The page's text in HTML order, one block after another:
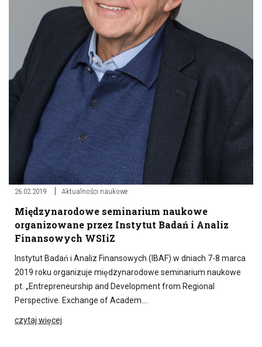
26.02.2019 Aktualności naukowe
Międzynarodowe seminarium naukowe
organizowane przez Instytut Badań i Analiz
Finansowych WSIiZ
Instytut Badań i Analiz Finansowych (IBAF) w dniach 7-8 marca
2019 roku organizuje międzynarodowe seminarium naukowe
pt. „Entrepreneurship and Development from Regional
Perspective. Exchange of Academ….
czytaj więcej